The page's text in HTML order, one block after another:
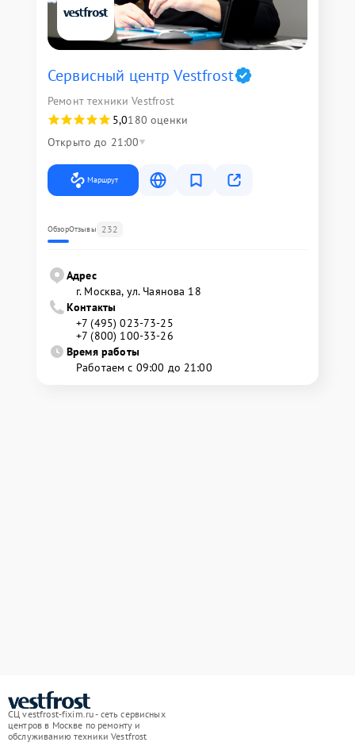
Сервисный центр Vestfrost
Ремонт техники Vestfrost
5,0180 оценки
Открыто до 21:00
Маршрут
ОбзорОтзывы 232
Адрес
г. Москва, ул. Чаянова 18
Контакты
+7 (495) 023-73-25
+7 (800) 100-33-26
Время работы
Работаем с 09:00 до 21:00
СЦ vestfrost-fixim.ru - сеть сервисных
центров в Москве по ремонту и
обслуживанию техники Vestfrost